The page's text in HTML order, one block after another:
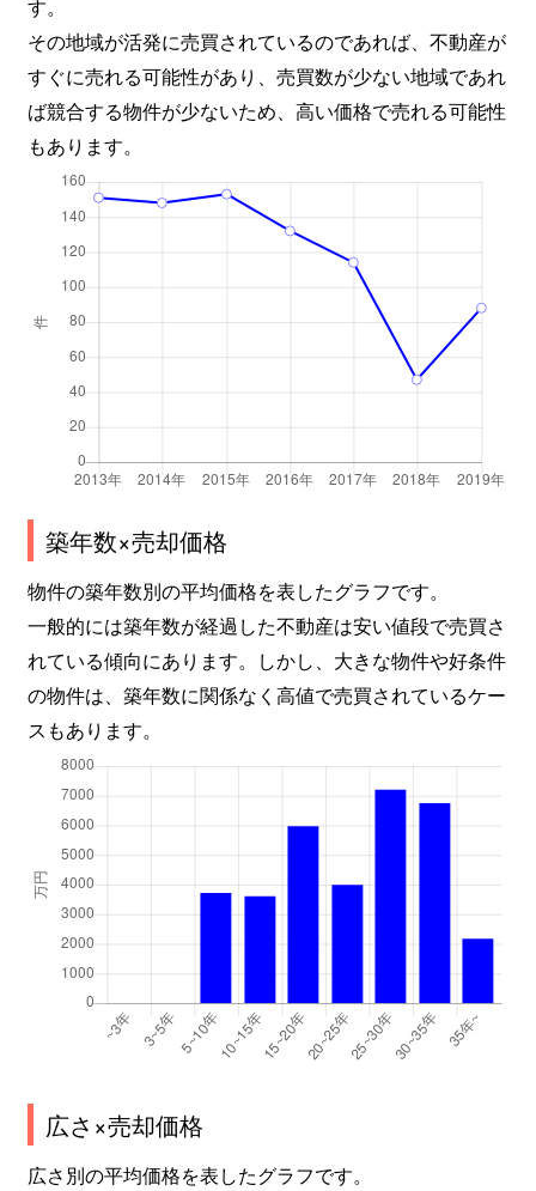
その地域が活発に売買されているのであれば、不動産が
すぐに売れる可能性があり、売買数が少ない地域であれ
ば競合する物件が少ないため、高い価格で売れる可能性
もあります。
築年数×売却価格
物件の築年数別の平均価格を表したグラフです。
一般的には築年数が経過した不動産は安い値段で売買さ
れている傾向にあります。しかし、大きな物件や好条件
の物件は、築年数に関係なく高値で売買されているケー
スもあります。
広さ×売却価格
広さ別の平均価格を表したグラフです。